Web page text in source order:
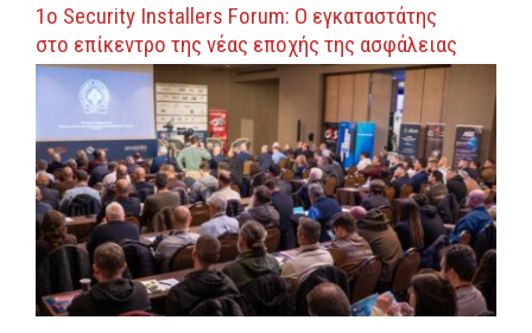
1ο Security Installers Forum: Ο εγκαταστάτης
στο επίκεντρο της νέας εποχής της ασφάλειας